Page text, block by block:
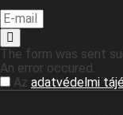
The form was sent
An error occured.
Az adatvédelmi